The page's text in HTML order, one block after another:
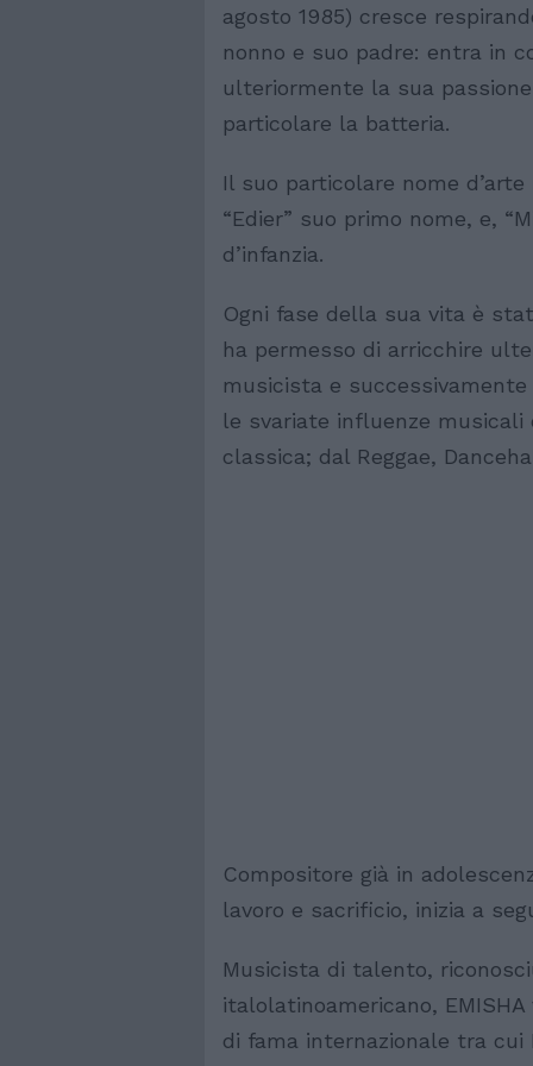
agosto 1985) cresce
nonno e suo padre: entra in
ulteriormente la sua
particolare la batteria.
Il suo particolare nome
“Edier” suo primo nome, e,
d’infanzia.
Ogni fase della sua vita è
ha permesso di arricchire
musicista e
le svariate influenze
classica; dal Reggae,
Compositore già in
lavoro e sacrificio, inizia a
Musicista di talento,
italolatinoamericano,
di fama internazionale tra cui